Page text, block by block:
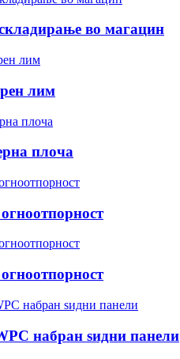
во магацин
лим
плоча
набран ѕидни панели